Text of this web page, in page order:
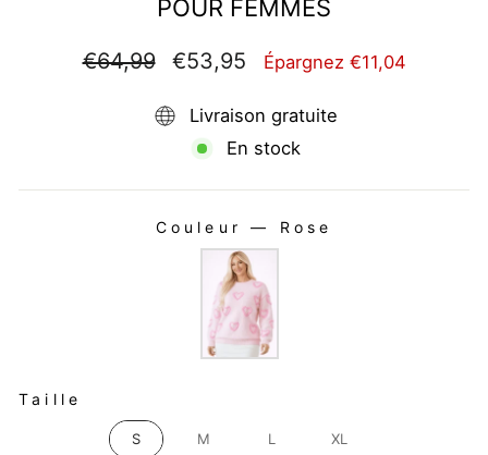
POUR FEMMES
Prix
régulier
€64,99
Prix
réduit
€53,95 Épargnez €11,04
Livraison gratuite
En stock
Couleur — Rose
TAILLE
Taille
S M L XL